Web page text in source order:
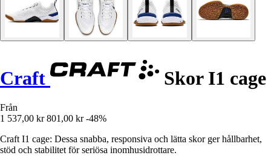
Craft Skor I1 cage
Från
1 537,00 kr 801,00 kr -48%
Craft I1 cage: Dessa snabba, responsiva och lätta skor ger hållbarhet,
stöd och stabilitet för seriösa inomhusidrottare.